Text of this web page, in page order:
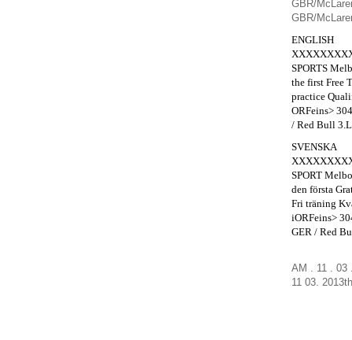
GBR/
GBR/
ENGLISH
SPORTS
the first Free
practice
ORFeins> 304
/ Red Bull
SVENSKA
SPORT
den första
Fri träning
iORFeins>
GER / Red
AM . 11 . 03
11 03. 2013th